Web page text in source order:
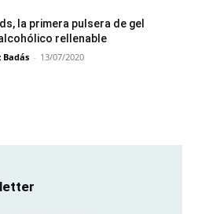
la primera pulsera de gel
rellenable
Badás - 13/07/2020